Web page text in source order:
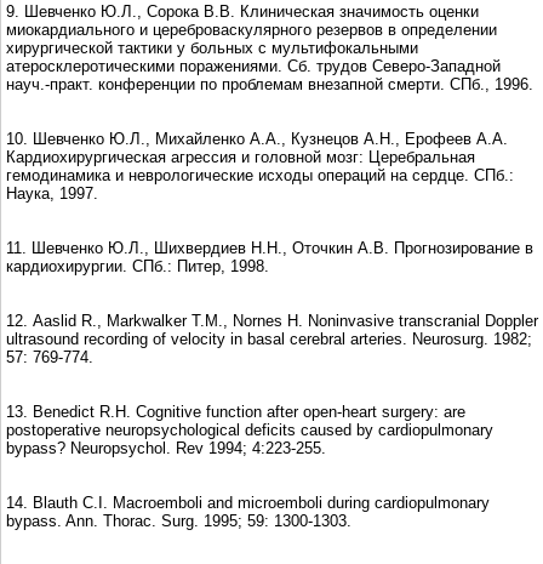
9. Шевченко Ю.Л., Сорока В.В. Клиническая значимость оценки
миокардиального и цереброваскулярного резервов в определении
хирургической тактики у больных с мультифокальными
атеросклеротическими поражениями. Сб. трудов Северо-Западной
науч.-практ. конференции по проблемам внезапной смерти. СПб., 1996.
10. Шевченко Ю.Л., Михайленко А.А., Кузнецов А.Н., Ерофеев А.А.
Кардиохирургическая агрессия и головной мозг: Церебральная
гемодинамика и неврологические исходы операций на сердце. СПб.:
Наука, 1997.
11. Шевченко Ю.Л., Шихвердиев Н.Н., Оточкин А.В. Прогнозирование в
кардиохирургии. СПб.: Питер, 1998.
12. Aaslid R., Markwalker T.M., Nornes H. Noninvasive transcranial Doppler
ultrasound recording of velocity in basal cerebral arteries. Neurosurg. 1982;
57: 769-774.
13. Benedict R.H. Cognitive function after open-heart surgery: are
postoperative neuropsychological deficits caused by cardiopulmonary
bypass? Neuropsychol. Rev 1994; 4:223-255.
14. Blauth C.I. Macroemboli and microemboli during cardiopulmonary
bypass. Ann. Thorac. Surg. 1995; 59: 1300-1303.